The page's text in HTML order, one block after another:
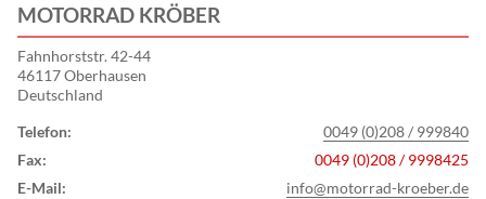
MOTORRAD KRÖBER
Fahnhorststr. 42-44
46117 Oberhausen
Deutschland
Telefon:
0049 (0)208 / 999840
Fax:
0049 (0)208 / 9998425
E-Mail:
info@motorrad-kroeber.de